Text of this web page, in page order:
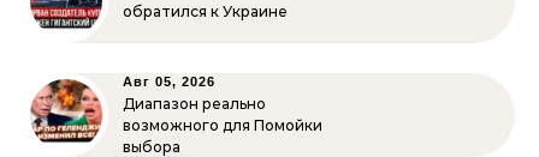
обратился к Украине
Авг 05, 2026
Диапазон реально
возможного для Помойки
выбора